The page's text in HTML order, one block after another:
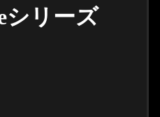
シリーズ